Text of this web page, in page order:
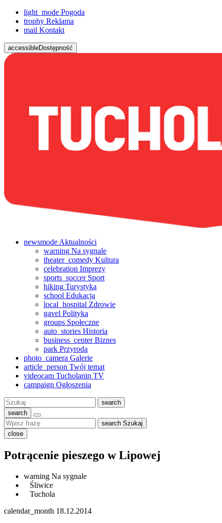
light_mode Pogoda
trophy Reklama
mail Kontakt
accessibleDostępność
newsmode Aktualności
warning Na sygnale
theater_comedy Kultura
celebration Imprezy
sports_soccerSport
hiking Turystyka
school Edukacja
local_hospital Zdrowie
gavel Polityka
groups Społeczne
auto_stories Historia
business_centerBiznes
park Przyroda
photo_camera Galerie
article_person Twój temat
videocam Tucholanin TV
campaign Ogłoszenia
Szukaj:
search
search
search Szukaj
close
Potrącenie pieszego w Lipowej
warning Na sygnale
Śliwice
Tuchola
calendar_month 18.12.2014